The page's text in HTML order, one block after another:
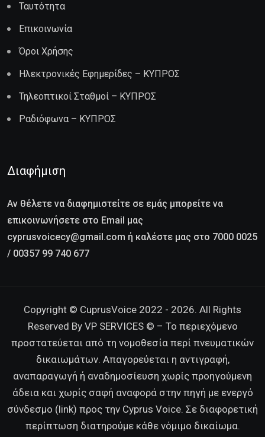
Ταυτότητα
Επικοινωνία
Όροι Χρήσης
Ηλεκτρονικές Εφημερίδες – ΚΥΠΡΟΣ
Τηλεοπτικοί Σταθμοί – ΚΥΠΡΟΣ
Ραδιόφωνα – ΚΥΠΡΟΣ
Διαφήμιση
Αν θέλετε να διαφημιστείτε σε εμάς μπορείτε να
επικοινωνήσετε στο Email μας
cyprusvoicecy@gmail.com ή καλέστε μας στο 7000 0025
/ 00357 99 740 677
Copyright © CuprusVoice 2022 - 2026. All Rights
Reserved By VP SERVICES © – Το περιεχόμενο
προστατεύεται από τη νομοθεσία περί πνευματικών
δικαιωμάτων. Απαγορεύεται η αντιγραφή,
αναπαραγωγή ή αναδημοσίευση χωρίς προηγούμενη
άδεια και χωρίς σαφή αναφορά στην πηγή με ενεργό
σύνδεσμο (link) προς την Cyprus Voice. Σε διαφορετική
περίπτωση διατηρούμε κάθε νόμιμο δικαίωμα.